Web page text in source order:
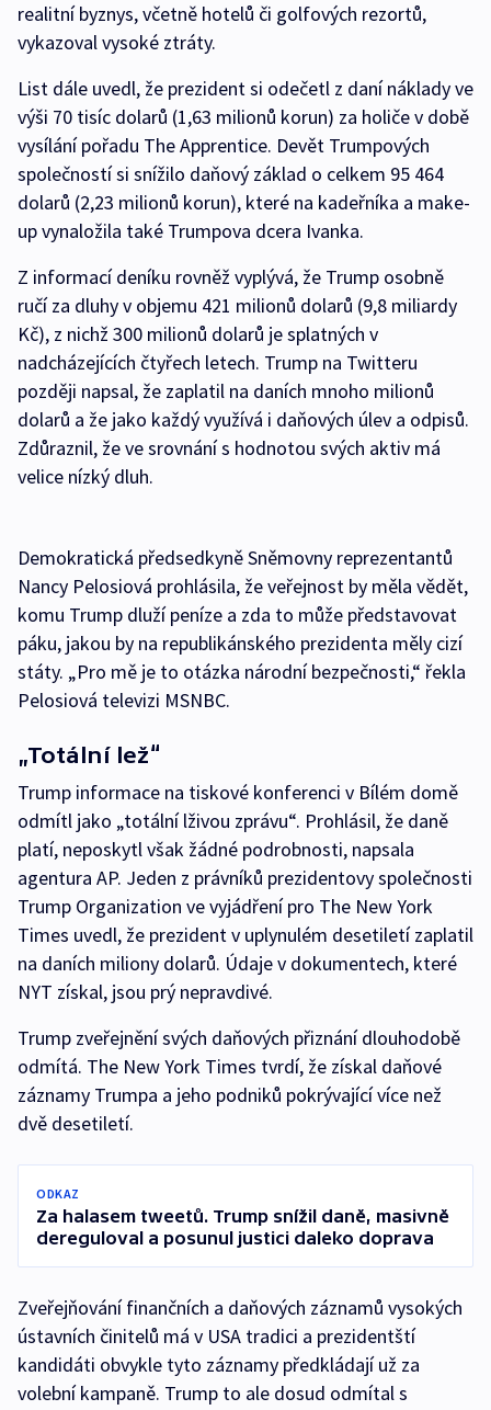
realitní byznys, včetně hotelů či golfových rezortů,
vykazoval vysoké ztráty.
List dále uvedl, že prezident si odečetl z daní náklady ve
výši 70 tisíc dolarů (1,63 milionů korun) za holiče v době
vysílání pořadu The Apprentice. Devět Trumpových
společností si snížilo daňový základ o celkem 95 464
dolarů (2,23 milionů korun), které na kadeřníka a make-
up vynaložila také Trumpova dcera Ivanka.
Z informací deníku rovněž vyplývá, že Trump osobně
ručí za dluhy v objemu 421 milionů dolarů (9,8 miliardy
Kč), z nichž 300 milionů dolarů je splatných v
nadcházejících čtyřech letech. Trump na Twitteru
později napsal, že zaplatil na daních mnoho milionů
dolarů a že jako každý využívá i daňových úlev a odpisů.
Zdůraznil, že ve srovnání s hodnotou svých aktiv má
velice nízký dluh.
Demokratická předsedkyně Sněmovny reprezentantů
Nancy Pelosiová prohlásila, že veřejnost by měla vědět,
komu Trump dluží peníze a zda to může představovat
páku, jakou by na republikánského prezidenta měly cizí
státy. „Pro mě je to otázka národní bezpečnosti,“ řekla
Pelosiová televizi MSNBC.
„Totální lež“
Trump informace na tiskové konferenci v Bílém domě
odmítl jako „totální lživou zprávu“. Prohlásil, že daně
platí, neposkytl však žádné podrobnosti, napsala
agentura AP. Jeden z právníků prezidentovy společnosti
Trump Organization ve vyjádření pro The New York
Times uvedl, že prezident v uplynulém desetiletí zaplatil
na daních miliony dolarů. Údaje v dokumentech, které
NYT získal, jsou prý nepravdivé.
Trump zveřejnění svých daňových přiznání dlouhodobě
odmítá. The New York Times tvrdí, že získal daňové
záznamy Trumpa a jeho podniků pokrývající více než
dvě desetiletí.
ODKAZ
Za halasem tweetů. Trump snížil daně, masivně
dereguloval a posunul justici daleko doprava
Zveřejňování finančních a daňových záznamů vysokých
ústavních činitelů má v USA tradici a prezidentští
kandidáti obvykle tyto záznamy předkládají už za
volební kampaně. Trump to ale dosud odmítal s